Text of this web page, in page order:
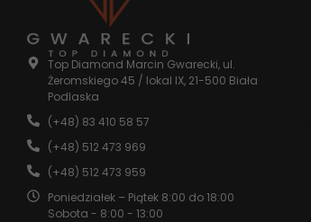
Top Diamond Marcin Gwarecki, ul.
Żeromskiego 45 / lokal IX, 21-500 Biała
Podlaska
(+48) 83 410 58 57
(+48) 512 473 969
(+48) 512 473 959
Poniedziałek – Piątek 8:00 do 18:00
Sobota - 8:00 - 13:00